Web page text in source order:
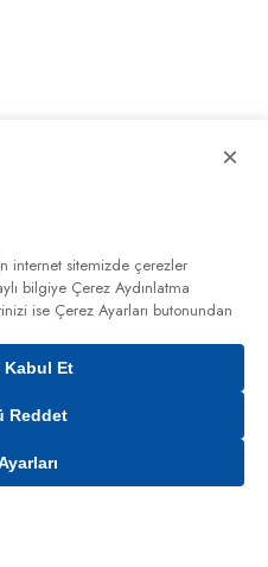
Ver
×
internet sitemizde çerezler
bilgiye Çerez Aydınlatma
ise Çerez Ayarları butonundan
Et
Reddet